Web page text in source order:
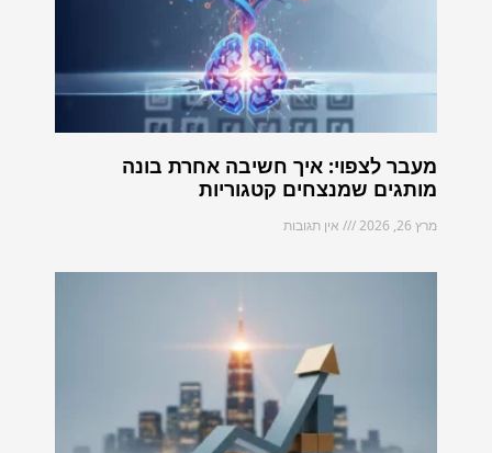
מעבר לצפוי: איך חשיבה אחרת בונה
מותגים שמנצחים קטגוריות
מרץ 26, 2026 אין תגובות